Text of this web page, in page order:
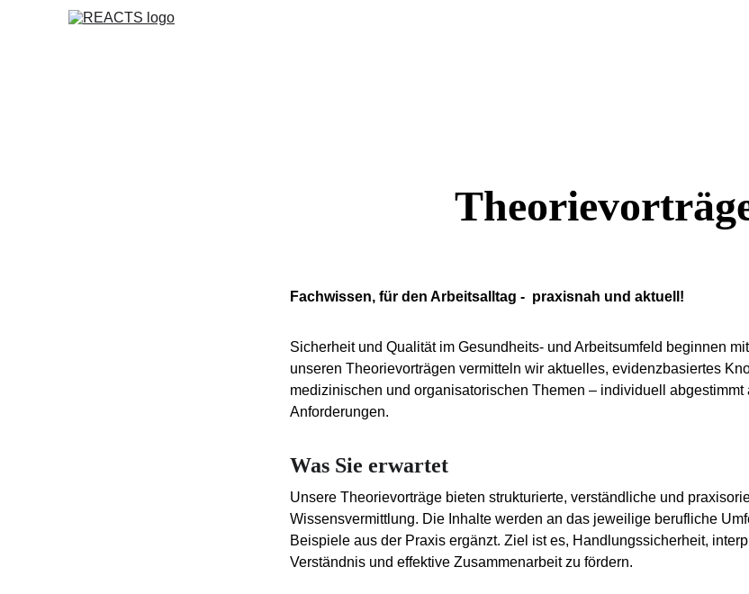
Fachwissen, für den Arbeitsalltag -  praxisnah und aktuell!
Sicherheit und Qualität im Gesundheits- und Arbeitsumfeld beginnen
unseren Theorievorträgen vermitteln wir aktuelles, evidenzbasiertes
medizinischen und organisatorischen Themen – individuell abgestimmt
Anforderungen.
Was Sie erwartet
Unsere Theorievorträge bieten strukturierte, verständliche und
Wissensvermittlung. Die Inhalte werden an das jeweilige berufliche
Beispiele aus der Praxis ergänzt. Ziel ist es, Handlungssicherheit,
Verständnis und effektive Zusammenarbeit zu fördern.